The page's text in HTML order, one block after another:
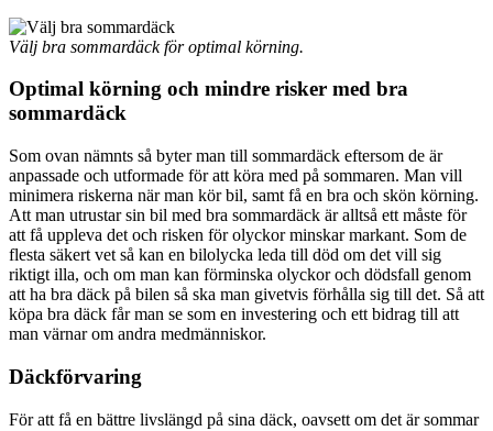
Välj bra sommardäck för optimal körning.
Optimal körning och mindre risker med bra
sommardäck
Som ovan nämnts så byter man till sommardäck eftersom de är
anpassade och utformade för att köra med på sommaren. Man vill
minimera riskerna när man kör bil, samt få en bra och skön körning.
Att man utrustar sin bil med bra sommardäck är alltså ett måste för
att få uppleva det och risken för olyckor minskar markant. Som de
flesta säkert vet så kan en bilolycka leda till död om det vill sig
riktigt illa, och om man kan förminska olyckor och dödsfall genom
att ha bra däck på bilen så ska man givetvis förhålla sig till det. Så att
köpa bra däck får man se som en investering och ett bidrag till att
man värnar om andra medmänniskor.
Däckförvaring
För att få en bättre livslängd på sina däck, oavsett om det är sommar